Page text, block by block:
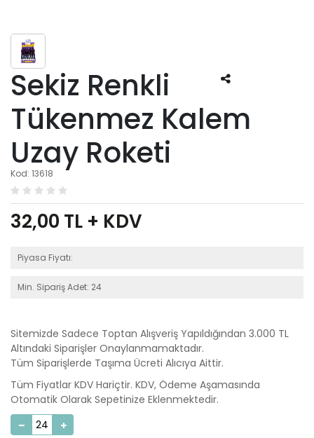
Sekiz Renkli
Tükenmez Kalem
Uzay Roketi
Kod: 13618
32,00 TL + KDV
Piyasa Fiyatı:
Min. Sipariş Adet: 24
Sitemizde Sadece Toptan Alışveriş Yapıldığından 3.000 TL
Altındaki Siparişler Onaylanmamaktadır.
Tüm Siparişlerde Taşıma Ücreti Alıcıya Aittir.
Tüm Fiyatlar KDV Hariçtir. KDV, Ödeme Aşamasında
Otomatik Olarak Sepetinize Eklenmektedir.